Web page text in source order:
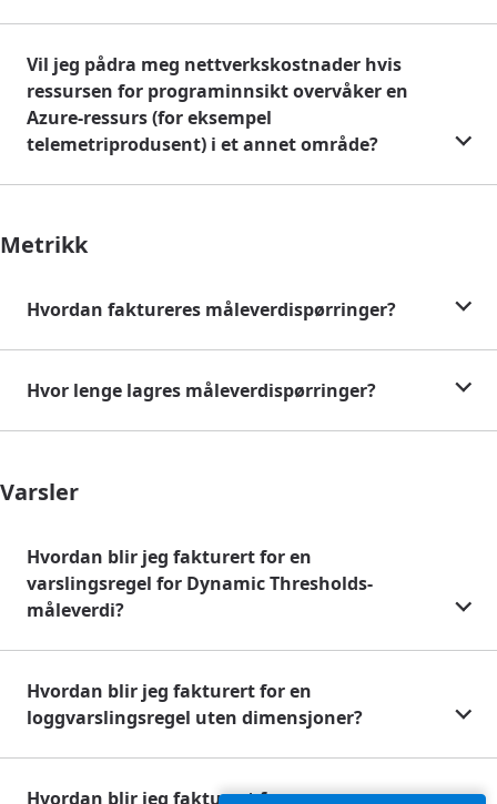
Vil jeg pådra meg nettverkskostnader hvis
ressursen for programinnsikt overvåker en
Azure-ressurs (for eksempel
telemetriprodusent) i et annet område?
Metrikk
Hvordan faktureres måleverdispørringer?
Hvor lenge lagres måleverdispørringer?
Varsler
Hvordan blir jeg fakturert for en
varslingsregel for Dynamic Thresholds-
måleverdi?
Hvordan blir jeg fakturert for en
loggvarslingsregel uten dimensjoner?
Hvordan blir jeg fakturert for en